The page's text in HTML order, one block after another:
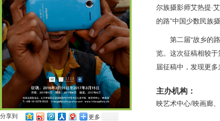
分享到 更多
尔族摄影师艾热提·
的路”中国少数民族
第二届“故乡的
览。这次征稿相较
届征稿中，发现更
主办机构：
映艺术中心/映画廊